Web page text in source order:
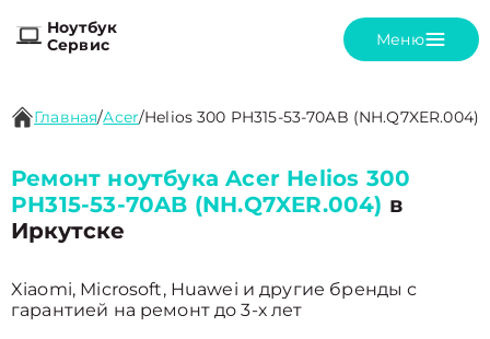
Ноутбук
Сервис
Меню
Главная/Acer/Helios 300 PH315-53-70AB (NH.Q7XER.004)
Ремонт ноутбука Acer Helios 300
PH315-53-70AB (NH.Q7XER.004) в
Иркутске
Xiaomi, Microsoft, Huawei и другие бренды с
гарантией на ремонт до 3-х лет